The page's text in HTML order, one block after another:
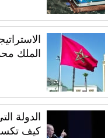
الملك
الدولة
كيف